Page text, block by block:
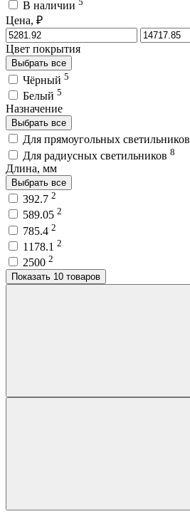
В наличии
Цена, ₽
Цвет покрытия
Выбрать все
Чёрный 5
Белый 5
Назначение
Выбрать все
Для прямоугольных светильников
Для радиусных светильников 8
Длина, мм
Выбрать все
392.7 2
589.05 2
785.4 2
1178.1 2
2500 2
Показать 10 товаров